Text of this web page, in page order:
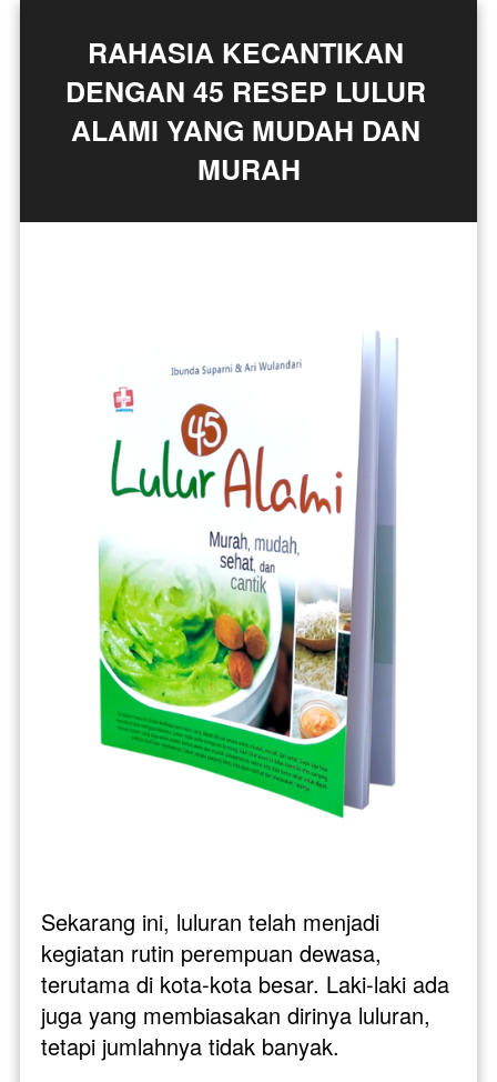
RAHASIA KECANTIKAN
DENGAN 45 RESEP LULUR
ALAMI YANG MUDAH DAN
MURAH
Sekarang ini, luluran telah menjadi
kegiatan rutin perempuan dewasa,
terutama di kota-kota besar. Laki-laki ada
juga yang membiasakan dirinya luluran,
tetapi jumlahnya tidak banyak.